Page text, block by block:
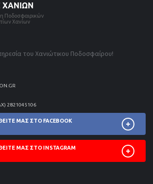
ΧΑΝΊΩΝ
Ποδοσφαιρικών
Χανίων
του Χανιώτικου Ποδοσφαίρου!
2821045106
ΜΑΣ ΣΤΟ FACEBOOK
ΜΑΣ ΣΤΟ INSTAGRAM